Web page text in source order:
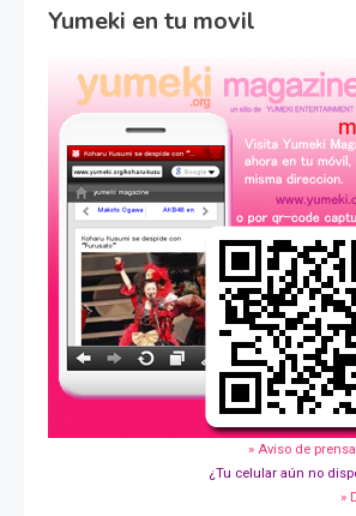
Yumeki en tu movil
» Aviso de
¿Tu celular aún no
»